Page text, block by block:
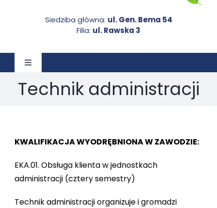
Siedziba główna: ul. Gen. Bema 54
Filia: ul. Rawska 3
Toggle
Navigation
STRONA GŁÓWNA
DOKUMENTY DO POBRANIA
Technik administracji
KWALIFIKACJA WYODRĘBNIONA W ZAWODZIE:
EKA.01. Obsługa klienta w jednostkach
administracji (cztery semestry)
Technik administracji organizuje i gromadzi